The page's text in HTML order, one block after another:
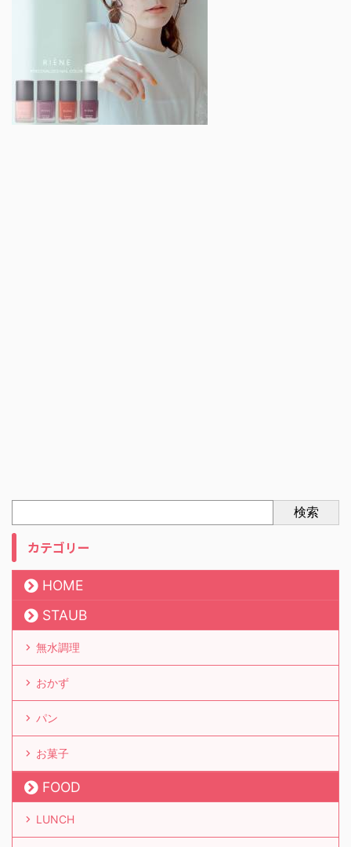
検索
カテゴリー
HOME
STAUB
無水調理
おかず
パン
お菓子
FOOD
LUNCH